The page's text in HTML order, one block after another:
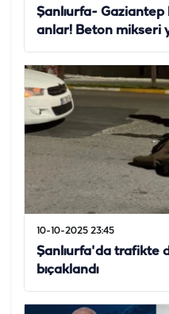
Şanlıurfa-
anlar! Beton mikseri
10-10-2025 23:45
Şanlıurfa'da trafikte
bıçaklandı